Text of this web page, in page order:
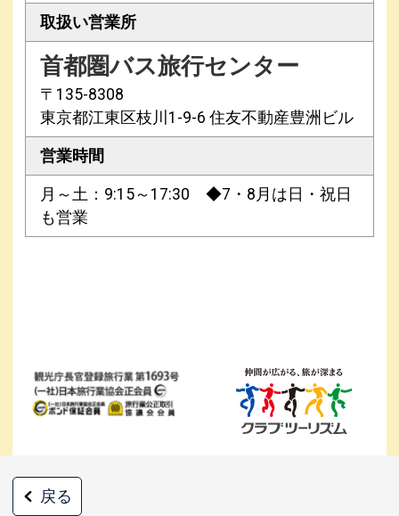
取扱い営業所
首都圏バス旅行センター
〒135-8308
東京都江東区枝川1-9-6 住友不動産豊洲ビル
営業時間
月～土：9:15～17:30 ◆7・8月は日・祝日
も営業
戻る